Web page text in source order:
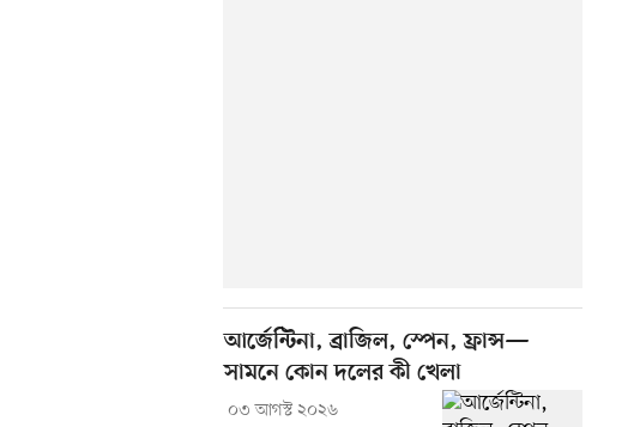
আর্জেন্টিনা, ব্রাজিল, স্পেন, ফ্রান্স—
সামনে কোন দলের কী খেলা
০৩ আগস্ট ২০২৬